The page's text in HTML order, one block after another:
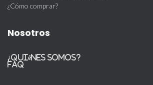
¿Cómo comprar?
Nosotros
¿Quiénes somos?
FAQ